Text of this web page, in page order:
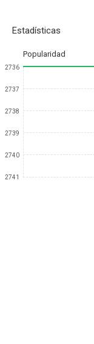
Estadísticas
Popularidad
2736
2737
2738
2739
2740
2741